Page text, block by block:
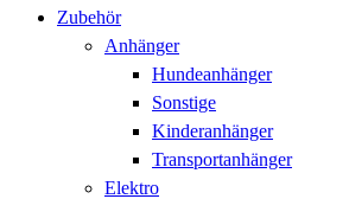
Zubehör
Anhänger
Hundeanhänger
Sonstige
Kinderanhänger
Transportanhänger
Elektro